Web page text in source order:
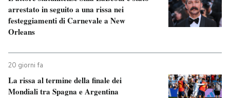
arrestato in seguito a una rissa nei
festeggiamenti di Carnevale a New
Orleans
20 giorni fa
La rissa al termine della finale dei
Mondiali tra Spagna e Argentina